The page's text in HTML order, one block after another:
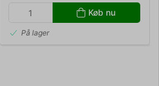
Køb nu
På lager